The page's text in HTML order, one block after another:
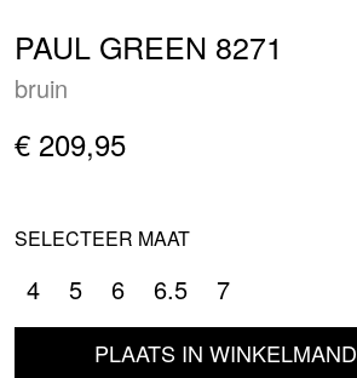
PAUL GREEN 8271
bruin
€ 209,95
SELECTEER MAAT
4 5 6 6.5 7
PLAATS IN WINKELMAND